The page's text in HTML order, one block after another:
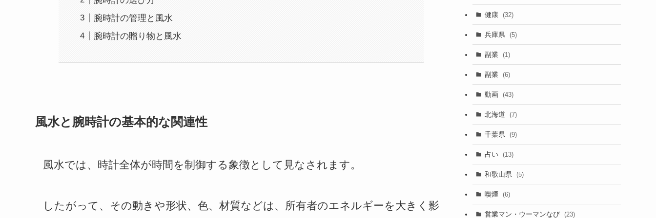
腕時計の管理と風水
腕時計の贈り物と風水
風水と腕時計の基本的な関連性
風水では、時計全体が時間を制御する象徴として見なされます。
したがって、その動きや形状、色、材質などは、所有者のエネルギーを大きく影
健康 (32)
兵庫県 (5)
副業 (1)
副業 (6)
動画 (43)
北海道 (7)
千葉県 (9)
占い (13)
和歌山県 (5)
喫煙 (6)
営業マン・ウーマンなび (23)